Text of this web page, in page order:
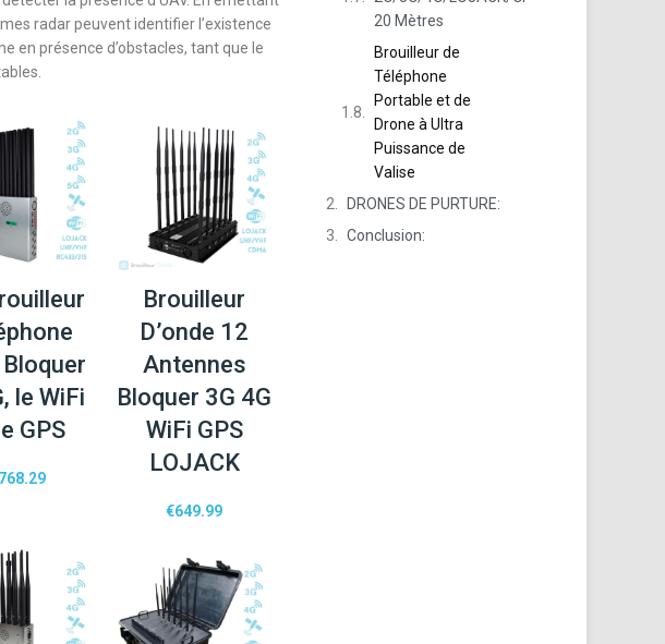
radar peuvent identifier l’existence
en présence d’obstacles, tant que le
le WiFi
GPS
Brouilleur
D’onde 12
Antennes
Bloquer 3G 4G
WiFi GPS
LOJACK
€649.99
20 Mètres
Brouilleur de
Téléphone
Portable et de
Drone à Ultra
Puissance de
Valise
DRONES DE PURTURE:
Conclusion: